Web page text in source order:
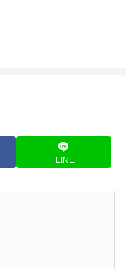
LINE